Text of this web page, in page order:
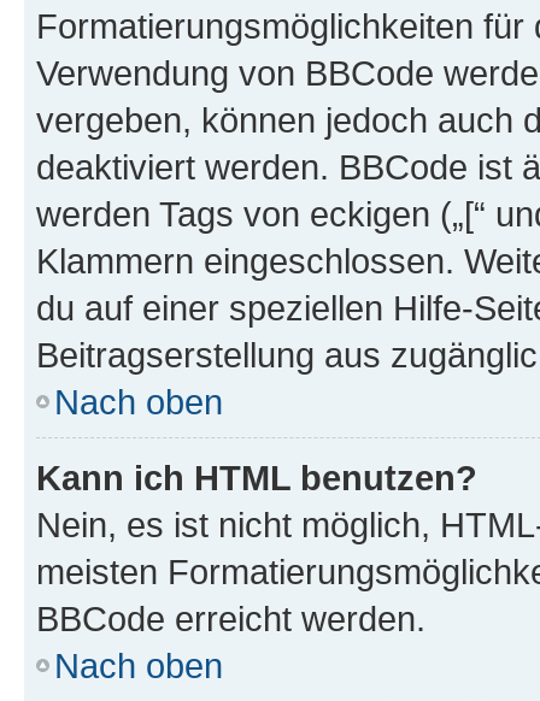
Formatierungsmöglichkeiten
Verwendung von BBCode
vergeben, können jedoch auch
deaktiviert werden. BBCode ist
werden Tags von eckigen („[“
Klammern eingeschlossen.
du auf einer speziellen Hilfe-
Beitragserstellung aus
Nach oben
Kann ich HTML benutzen?
Nein, es ist nicht möglich,
meisten
BBCode erreicht werden.
Nach oben